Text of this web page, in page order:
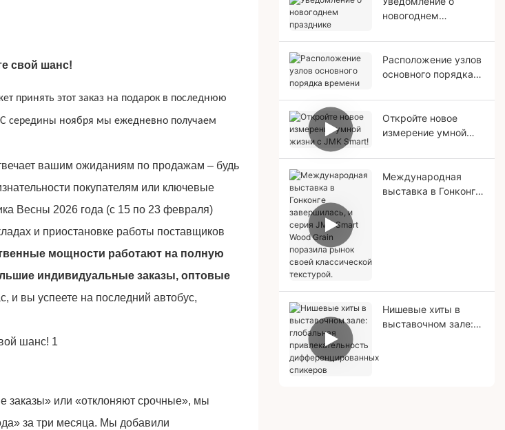
свой шанс!
принять этот заказ на подарок в последнюю
середины ноября мы ежедневно получаем
вашим ожиданиям по продажам – будь
покупателям или ключевые
Весны 2026 года (с 15 по 23 февраля)
и приостановке работы поставщиков
мощности работают на полную
индивидуальные заказы, оптовые
и вы успеете на последний автобус,
заказы» или «отклоняют срочные», мы
за три месяца. Мы добавили
новогоднем
Расположение узлов
основного порядка
Откройте новое
измерение умной
Международная
выставка в Гонконге
Нишевые хиты в
выставочном зале: